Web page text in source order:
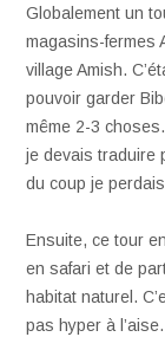
Globalement un
magasins-fermes
village Amish.
pouvoir garder
même 2-3
je devais traduire
du coup je
Ensuite, ce tour
en safari et de
habitat naturel.
pas hyper à